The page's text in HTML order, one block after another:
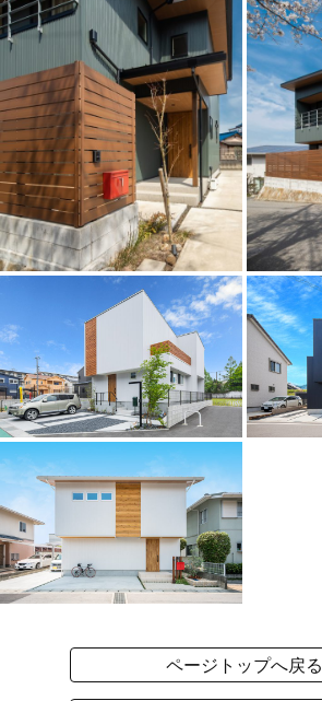
ページトップへ戻る